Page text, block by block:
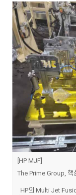
HP MJF
HP의 Multi Jet